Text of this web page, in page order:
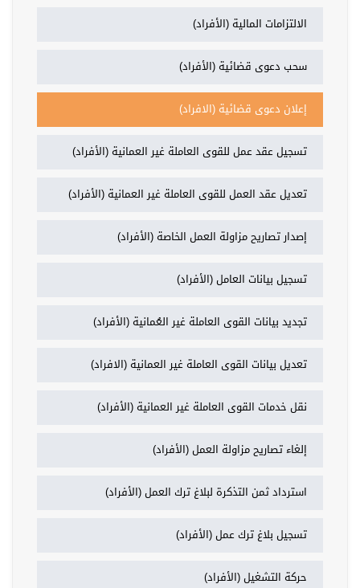
الالتزامات المالية (الأفراد)
سحب دعوى قضائية (الأفراد)
إعلان دعوى قضائية (الافراد)
تسجيل عقد عمل للقوى العاملة غير العمانية (الأفراد)
تعديل عقد العمل للقوى العاملة غير العمانية (الأفراد)
إصدار تصاريح مزاولة العمل الخاصة (الأفراد)
تسجيل بيانات العامل (الأفراد)
تجديد بيانات القوى العاملة غير العُمانية (الأفراد)
تعديل بيانات القوى العاملة غير العمانية (الافراد)
نقل خدمات القوى العاملة غير العمانية (الأفراد)
إلغاء تصاريح مزاولة العمل (الأفراد)
استرداد ثمن التذكرة لبلاغ ترك العمل (الأفراد)
تسجيل بلاغ ترك عمل (الأفراد)
حركة التشغيل (الأفراد)